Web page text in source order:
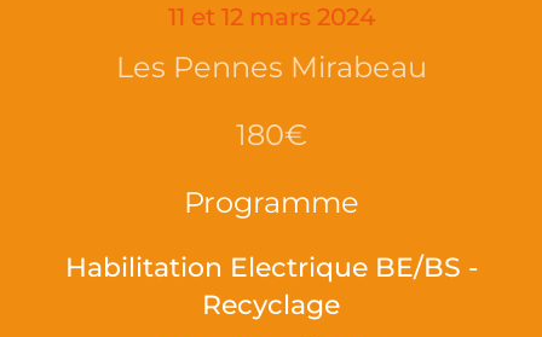
11 et 12 mars 2024
Les Pennes Mirabeau
180€
Programme
Habilitation Electrique BE/BS -
Recyclage